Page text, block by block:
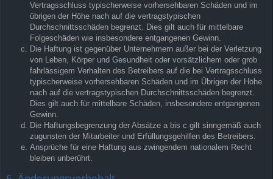
Vertragsschluss typischerweise vorhersehbaren Schäden und im
übrigen der Höhe nach auf die vertragstypischen
Durchschnittsschäden begrenzt. Dies gilt auch für mittelbare
Folgeschäden wie insbesondere entgangenen Gewinn.
Die Haftung ist gegenüber Unternehmern außer bei der Verletzung
von Leben, Körper und Gesundheit oder vorsätzlichem oder grob
fahrlässigem Verhalten des Betreibers auf die bei Vertragsschluss
typischerweise vorhersehbaren Schäden und im Übrigen der Höhe
nach auf die vertragstypischen Durchschnittsschäden begrenzt.
Dies gilt auch für mittelbare Schäden, insbesondere entgangenen
Gewinn.
Die Haftungsbegrenzung der Absätze a bis c gilt sinngemäß auch
zugunsten der Mitarbeiter und Erfüllungsgehilfen des Betreibers.
Ansprüche für eine Haftung aus zwingendem nationalem Recht
bleiben unberührt.